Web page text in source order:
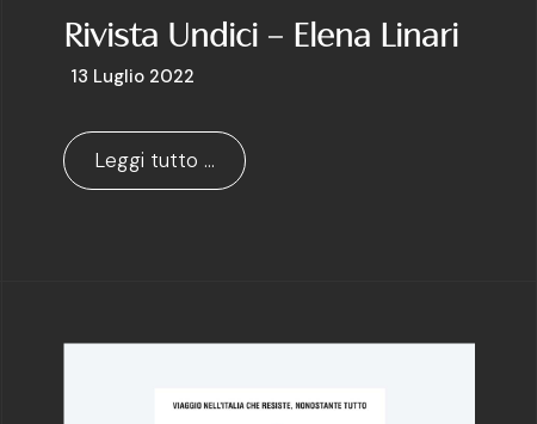
Rivista Undici – Elena Linari
13 Luglio 2022
Leggi tutto …